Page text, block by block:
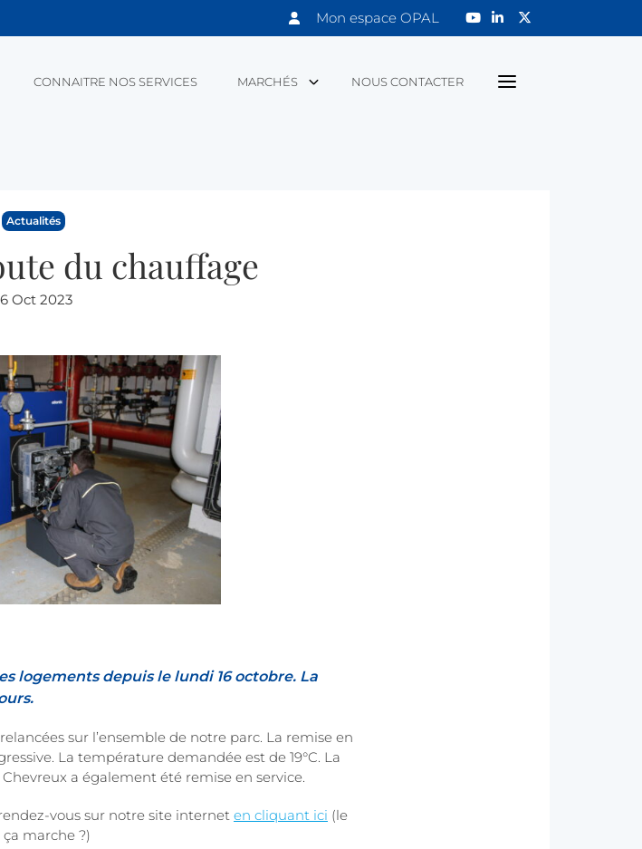
Mon espace OPAL
CONNAITRE NOS SERVICES MARCHÉS NOUS CONTACTER
Actualités
du chauffage
Oct 2023
logements depuis le lundi 16 octobre. La
sur l’ensemble de notre parc. La remise en
La température demandée est de 19°C. La
a également été remise en service.
vous sur notre site internet en cliquant ici (le
marche ?)